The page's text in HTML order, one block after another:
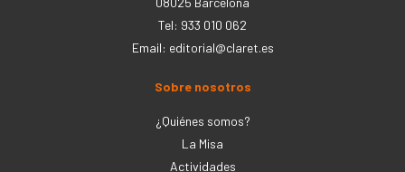
Tel: 933 010 062
Email: editorial@claret.es
Sobre nosotros
¿Quiénes somos?
La Misa
Actividades